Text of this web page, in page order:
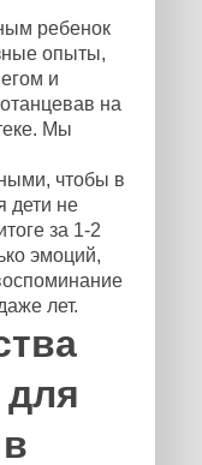
ребенок
опыты,
и
на
Мы
чтобы в
дети не
за 1-2
эмоций,
лет.
для